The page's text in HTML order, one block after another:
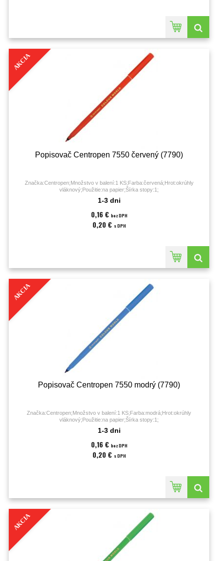
AKCIA
Popisovač Centropen 7550 červený (7790)
Značka:Centropen;Množstvo v balení:1 KS;Farba:červená;Hrot:okrúhly
vláknový;Použitie:na papier;Šírka stopy:1;
1-3 dni
0,16 € bez DPH
0,20 € s DPH
AKCIA
Popisovač Centropen 7550 modrý (7790)
Značka:Centropen;Množstvo v balení:1 KS;Farba:modrá;Hrot:okrúhly
vláknový;Použitie:na papier;Šírka stopy:1;
1-3 dni
0,16 € bez DPH
0,20 € s DPH
AKCIA